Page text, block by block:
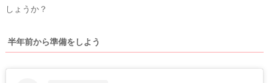
しょうか？
半年前から準備をしよう